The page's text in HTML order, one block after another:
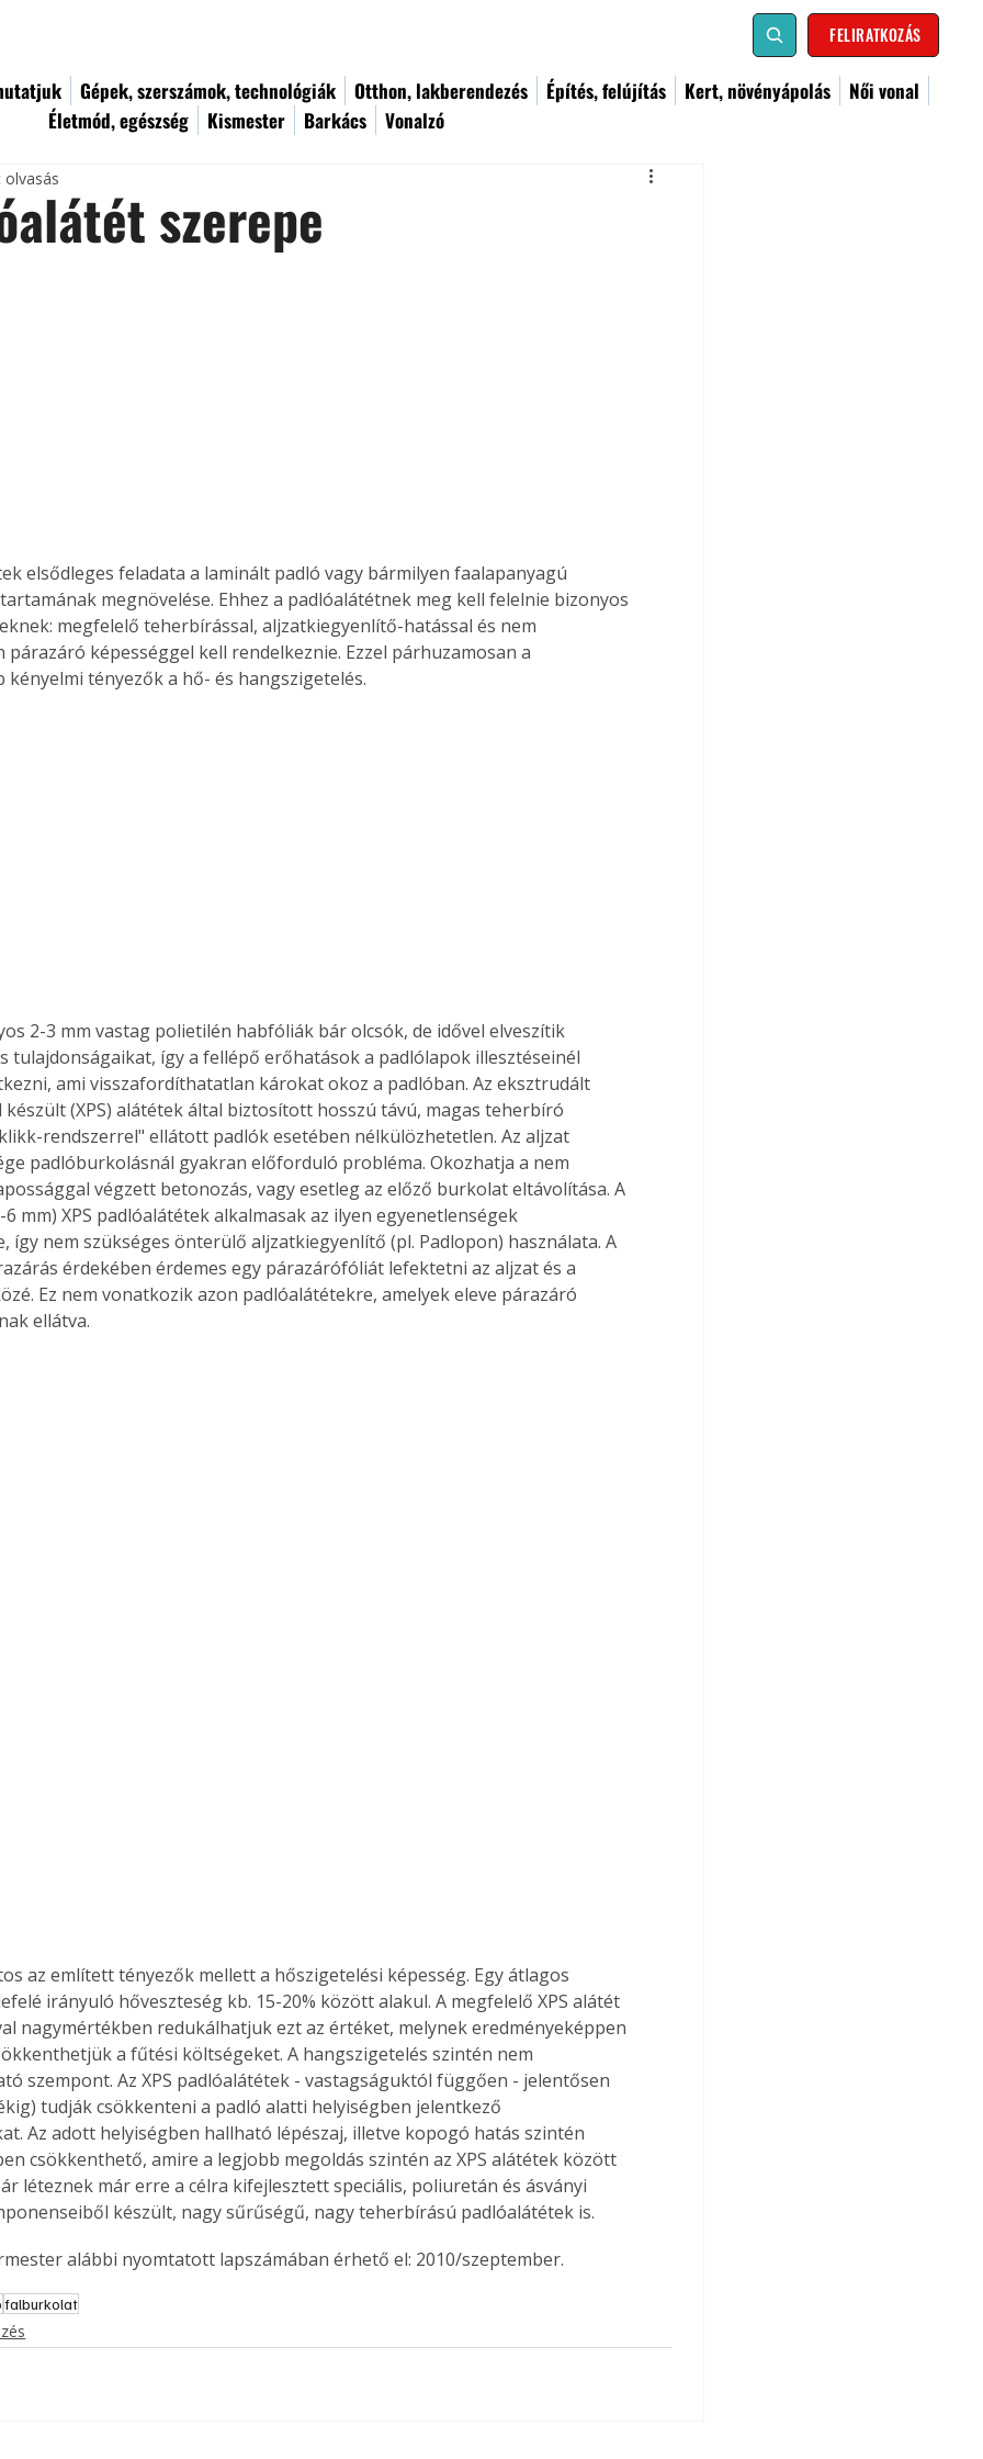
FELIRATKOZÁS
Gépek, szerszámok, technológiák Otthon, lakberendezés Építés, felújítás Kert, növényápolás
Női vonal
Életmód, egészség
Kismester Barkács Vonalzó
az
Old
új,
Együtt jobban megéri!
Bővebb információ itt!
Együtt jobban megéri! A
könyvek tetszőleges
párosítással kedvezményes
áron, 0 Ft postaköltséggel
megrendelhetők!
szerepe
olvasás
elsődleges feladata a laminált padló vagy bármilyen faalapanyagú
megnövelése. Ehhez a padlóalátétnek meg kell felelnie bizonyos
megfelelő teherbírással, aljzatkiegyenlítő-hatással és nem
képességgel kell rendelkeznie. Ezzel párhuzamosan a
tényezők a hő- és hangszigetelés.
2-3 mm vastag polietilén habfóliák bár olcsók, de idővel elveszítik
tulajdonságaikat, így a fellépő erőhatások a padlólapok illesztéseinél
ami visszafordíthatatlan károkat okoz a padlóban. Az eksztrudált
(XPS) alátétek által biztosított hosszú távú, magas teherbíró
rendszerrel" ellátott padlók esetében nélkülözhetetlen. Az aljzat
padlóburkolásnál gyakran előforduló probléma. Okozhatja a nem
végzett betonozás, vagy esetleg az előző burkolat eltávolítása. A
mm) XPS padlóalátétek alkalmasak az ilyen egyenetlenségek
így nem szükséges önterülő aljzatkiegyenlítő (pl. Padlopon) használata. A
érdekében érdemes egy párazárófóliát lefektetni az aljzat és a
Ez nem vonatkozik azon padlóalátétekre, amelyek eleve párazáró
ellátva.
irányuló hőveszteség kb. 15-20% között alakul. A megfelelő XPS alátét
nagymértékben redukálhatjuk ezt az értéket, melynek eredményeképpen
a fűtési költségeket. A hangszigetelés szintén nem
szempont. Az XPS padlóalátétek - vastagságuktól függően - jelentősen
tudják csökkenteni a padló alatti helyiségben jelentkező
Az adott helyiségben hallható lépészaj, illetve kopogó hatás szintén
csökkenthető, amire a legjobb megoldás szintén az XPS alátétek között
léteznek már erre a célra kifejlesztett speciális, poliuretán és ásványi
készült, nagy sűrűségű, nagy teherbírású padlóalátétek is.
alábbi nyomtatott lapszámában érhető el: 2010/szeptember.
falburkolat